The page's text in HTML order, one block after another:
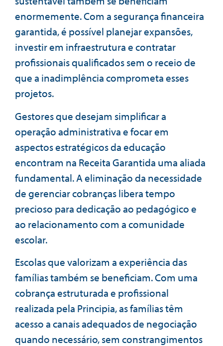
enormemente. Com a segurança financeira
garantida, é possível planejar expansões,
investir em infraestrutura e contratar
profissionais qualificados sem o receio de
que a inadimplência comprometa esses
projetos.
Gestores que desejam simplificar a
operação administrativa e focar em
aspectos estratégicos da educação
encontram na Receita Garantida uma aliada
fundamental. A eliminação da necessidade
de gerenciar cobranças libera tempo
precioso para dedicação ao pedagógico e
ao relacionamento com a comunidade
escolar.
Escolas que valorizam a experiência das
famílias também se beneficiam. Com uma
cobrança estruturada e profissional
realizada pela Principia, as famílias têm
acesso a canais adequados de negociação
quando necessário, sem constrangimentos